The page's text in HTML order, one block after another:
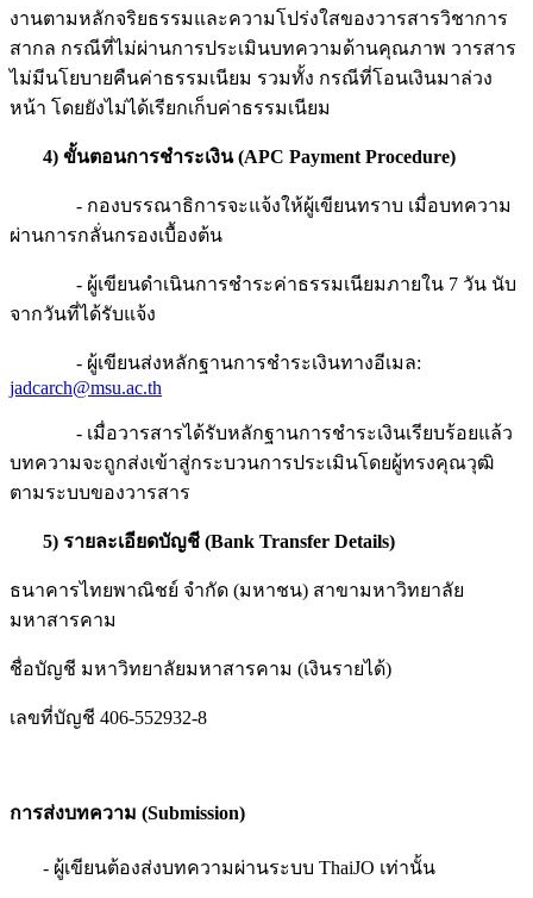
งานตามหลักจริยธรรมและความโปร่งใสของวารสารวิชาการ
สากล กรณีที่ไม่ผ่านการประเมินบทความด้านคุณภาพ วารสาร
ไม่มีนโยบายคืนค่าธรรมเนียม รวมทั้ง กรณีที่โอนเงินมาล่วง
หน้า โดยยังไม่ได้เรียกเก็บค่าธรรมเนียม
4) ขั้นตอนการชำระเงิน(APC Payment Procedure)
- กองบรรณาธิการจะแจ้งให้ผู้เขียนทราบ เมื่อบทความ
ผ่านการกลั่นกรองเบื้องต้น
- ผู้เขียนดำเนินการชำระค่าธรรมเนียมภายใน 7 วัน นับ
จากวันที่ได้รับแจ้ง
- ผู้เขียนส่งหลักฐานการชำระเงินทางอีเมล:
jadcarch@msu.ac.th
- เมื่อวารสารได้รับหลักฐานการชำระเงินเรียบร้อยแล้ว
บทความจะถูกส่งเข้าสู่กระบวนการประเมินโดยผู้ทรงคุณวุฒิ
ตามระบบของวารสาร
5) รายละเอียดบัญชี (Bank Transfer Details)
ธนาคารไทยพาณิชย์ จำกัด (มหาชน) สาขามหาวิทยาลัย
มหาสารคาม
ชื่อบัญชี มหาวิทยาลัยมหาสารคาม (เงินรายได้)
เลขที่บัญชี 406-552932-8
การส่งบทความ (Submission)
- ผู้เขียนต้องส่งบทความผ่านระบบ ThaiJO เท่านั้น